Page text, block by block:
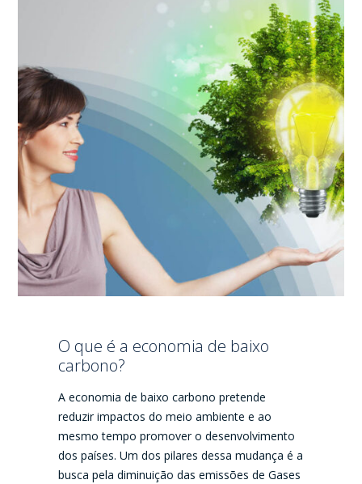
O que é a economia de baixo
carbono?
A economia de baixo carbono pretende
reduzir impactos do meio ambiente e ao
mesmo tempo promover o desenvolvimento
dos países. Um dos pilares dessa mudança é a
busca pela diminuição das emissões de Gases